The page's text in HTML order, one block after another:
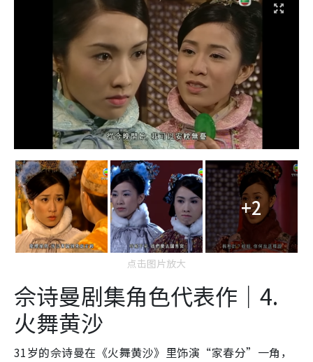
+2
点击图片放大
佘诗曼剧集角色代表作｜4.
火舞黄沙
31岁的佘诗曼在《火舞黄沙》里饰演“家春分”一角，